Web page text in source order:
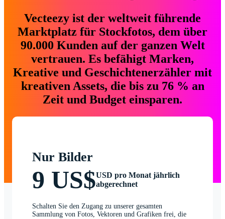
Vecteezy ist der weltweit führende
Marktplatz für Stockfotos, dem über
90.000 Kunden auf der ganzen Welt
vertrauen. Es befähigt Marken,
Kreative und Geschichtenerzähler mit
kreativen Assets, die bis zu 76 % an
Zeit und Budget einsparen.
Nur Bilder
9 US$USD pro Monat jährlich
abgerechnet
Schalten Sie den Zugang zu unserer gesamten
Sammlung von Fotos, Vektoren und Grafiken frei, die